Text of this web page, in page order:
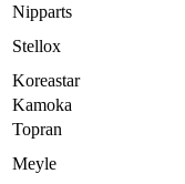
Nipparts
Stellox
Koreastar
Kamoka
Topran
Meyle